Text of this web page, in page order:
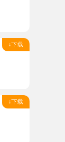
↓下载
↓下载